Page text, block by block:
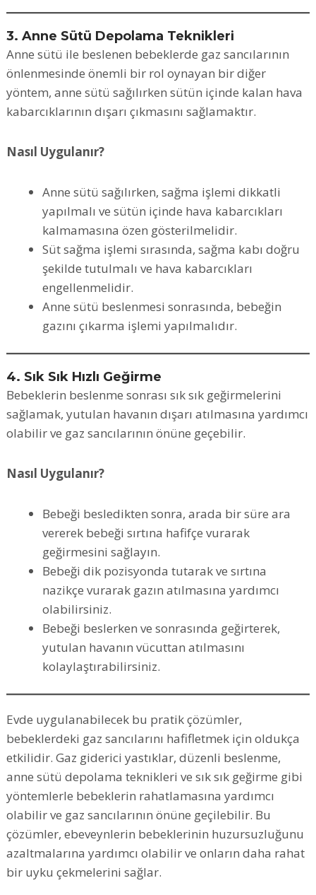
3. Anne Sütü Depolama Teknikleri
Anne sütü ile beslenen bebeklerde gaz sancılarının
önlenmesinde önemli bir rol oynayan bir diğer
yöntem, anne sütü sağılırken sütün içinde kalan hava
kabarcıklarının dışarı çıkmasını sağlamaktır.
Nasıl Uygulanır?
Anne sütü sağılırken, sağma işlemi dikkatli
yapılmalı ve sütün içinde hava kabarcıkları
kalmamasına özen gösterilmelidir.
Süt sağma işlemi sırasında, sağma kabı doğru
şekilde tutulmalı ve hava kabarcıkları
engellenmelidir.
Anne sütü beslenmesi sonrasında, bebeğin
gazını çıkarma işlemi yapılmalıdır.
4. Sık Sık Hızlı Geğirme
Bebeklerin beslenme sonrası sık sık geğirmelerini
sağlamak, yutulan havanın dışarı atılmasına yardımcı
olabilir ve gaz sancılarının önüne geçebilir.
Nasıl Uygulanır?
Bebeği besledikten sonra, arada bir süre ara
vererek bebeği sırtına hafifçe vurarak
geğirmesini sağlayın.
Bebeği dik pozisyonda tutarak ve sırtına
nazikçe vurarak gazın atılmasına yardımcı
olabilirsiniz.
Bebeği beslerken ve sonrasında geğirterek,
yutulan havanın vücuttan atılmasını
kolaylaştırabilirsiniz.
Evde uygulanabilecek bu pratik çözümler,
bebeklerdeki gaz sancılarını hafifletmek için oldukça
etkilidir. Gaz giderici yastıklar, düzenli beslenme,
anne sütü depolama teknikleri ve sık sık geğirme gibi
yöntemlerle bebeklerin rahatlamasına yardımcı
olabilir ve gaz sancılarının önüne geçilebilir. Bu
çözümler, ebeveynlerin bebeklerinin huzursuzluğunu
azaltmalarına yardımcı olabilir ve onların daha rahat
bir uyku çekmelerini sağlar.